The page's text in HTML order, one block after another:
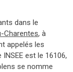
dans le
Charentes, à
appelés les
est le 16106,
se nomme